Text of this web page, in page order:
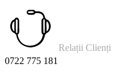
Relații Clienți
0722 775 181